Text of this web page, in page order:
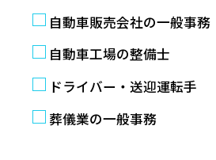
自動車販売会社の一般事務
自動車工場の整備士
ドライバー・送迎運転手
葬儀業の一般事務